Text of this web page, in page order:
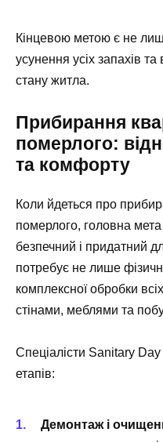
Кінцевою метою є не
усунення усіх запахів
стану житла.
Прибирання
померлого:
та комфорту
Коли йдеться про
померлого, головна
безпечний і придатний
потребує не лише
комплексної обробки
стінами, меблями та
Спеціалісти Sanitary
етапів:
Демонтаж і